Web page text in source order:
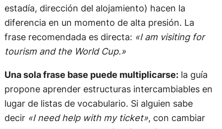
estadía, dirección del alojamiento) hacen la
diferencia en un momento de alta presión. La
frase recomendada es directa: «I am visiting for
tourism and the World Cup.»
Una sola frase base puede multiplicarse:la guía
propone aprender estructuras intercambiables en
lugar de listas de vocabulario. Si alguien sabe
decir «I need help with my ticket», con cambiar